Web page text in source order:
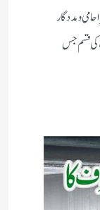
ومددگار
قسم جس